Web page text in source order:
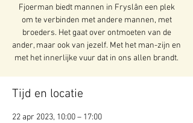
Fjoerman biedt mannen in Fryslân een plek
om te verbinden met andere mannen, met
broeders. Het gaat over ontmoeten van de
ander, maar ook van jezelf. Met het man-zijn en
met het innerlijke vuur dat in ons allen brandt.
Tijd en locatie
22 apr 2023, 10:00 – 17:00